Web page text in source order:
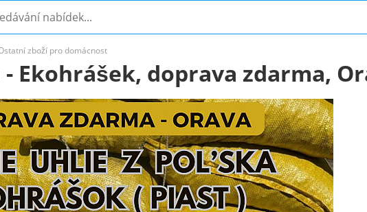
zboží pro domácnost
Ekohrášek, doprava zdarma,